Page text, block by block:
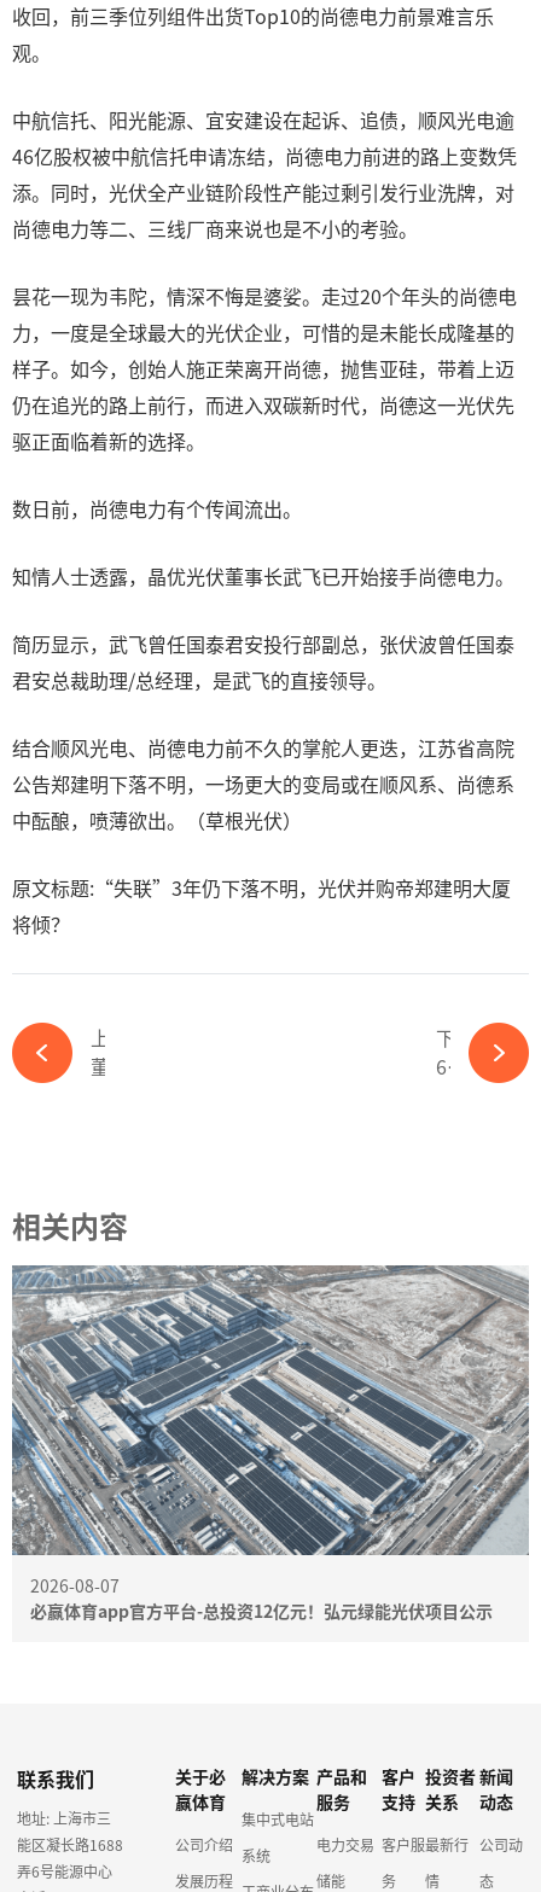
收回，前三季位列组件出货Top10的尚德电力前景难言乐
观。
中航信托、阳光能源、宜安建设在起诉、追债，顺风光电逾
46亿股权被中航信托申请冻结，尚德电力前进的路上变数凭
添。同时，光伏全产业链阶段性产能过剩引发行业洗牌，对
尚德电力等二、三线厂商来说也是不小的考验。
昙花一现为韦陀，情深不悔是婆娑。走过20个年头的尚德电
力，一度是全球最大的光伏企业，可惜的是未能长成隆基的
样子。如今，创始人施正荣离开尚德，抛售亚硅，带着上迈
仍在追光的路上前行，而进入双碳新时代，尚德这一光伏先
驱正面临着新的选择。
数日前，尚德电力有个传闻流出。
知情人士透露，晶优光伏董事长武飞已开始接手尚德电力。
简历显示，武飞曾任国泰君安投行部副总，张伏波曾任国泰
君安总裁助理/总经理，是武飞的直接领导。
结合顺风光电、尚德电力前不久的掌舵人更迭，江苏省高院
公告郑建明下落不明，一场更大的变局或在顺风系、尚德系
中酝酿，喷薄欲出。（草根光伏）
原文标题:“失联”3年仍下落不明，光伏并购帝郑建明大厦
将倾？
下一篇
6省分布式光伏项目被按下“慢进键 ”，如何破局？-必赢体育app官方平台
相关内容
2026-08-07
必赢体育app官方平台-总投资12亿元！弘元绿能光伏项目公示
联系我们
地址: 上海市三
能区凝长路1688
弄6号能源中心
关于必
赢体育
公司介绍
发展历程
解决方案
集中式电站
系统
产品和
服务
电力交易
储能
客户
支持
客户服
务
投资者
关系
最新行
情
新闻
动态
公司动
态